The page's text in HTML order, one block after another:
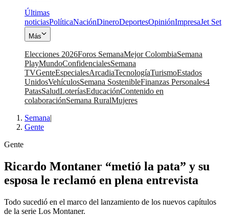
Últimas
noticiasPolíticaNaciónDineroDeportesOpiniónImpresaJet Set
Más
Elecciones 2026Foros SemanaMejor ColombiaSemana
PlayMundoConfidencialesSemana
TVGenteEspecialesArcadiaTecnologíaTurismoEstados
UnidosVehículosSemana SostenibleFinanzas Personales4
PatasSaludLoteríasEducaciónContenido en
colaboraciónSemana RuralMujeres
Semana|
Gente
Gente
Ricardo Montaner “metió la pata” y su
esposa le reclamó en plena entrevista
Todo sucedió en el marco del lanzamiento de los nuevos capítulos
de la serie Los Montaner.